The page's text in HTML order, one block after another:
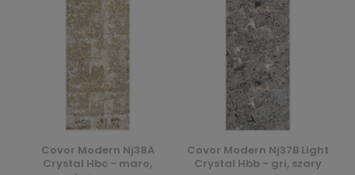
Covor Modern Nj38A
Crystal Hbc - maro,
Covor Modern Nj37B Light
Crystal Hbb - gri, szary